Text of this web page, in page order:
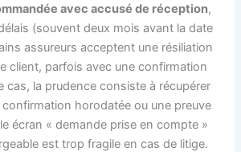
avec accusé de réception,
(souvent deux mois avant la date
assureurs acceptent une résiliation
client, parfois avec une confirmation
cas, la prudence consiste à récupérer
confirmation horodatée ou une preuve
écran « demande prise en compte »
est trop fragile en cas de litige.